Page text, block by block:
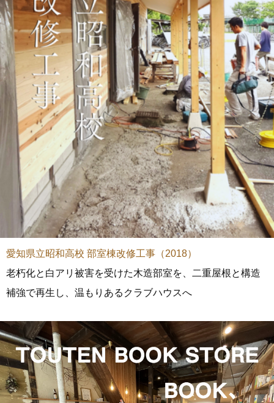
愛知県立昭和高校 部室棟改修工事（2018）
老朽化と白アリ被害を受けた木造部室を、二重屋根と構造
補強で再生し、温もりあるクラブハウスへ